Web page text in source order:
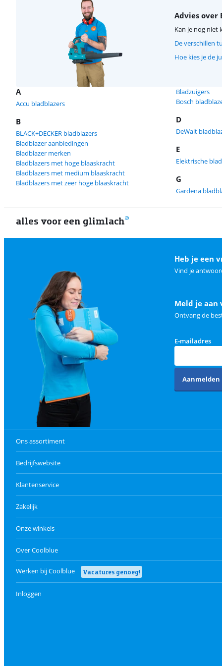
Advies over
Kan je nog niet
De verschillen
Hoe kies je de
A
Accu bladblazers
B
BLACK+DECKER bladblazers
Bladblazer aanbiedingen
Bladblazer merken
Bladblazers met hoge blaaskracht
Bladblazers met medium blaaskracht
Bladblazers met zeer hoge blaaskracht
Bladzuigers
Bosch
D
DeWalt
E
Elektrische
G
Gardena
alles voor een glimlach
Heb je een
Vind je
Meld je aan
Ontvang de
E-mailadres
Aanmelden
Ons assortiment
Bedrijfswebsite
Klantenservice
Zakelijk
Onze winkels
Over Coolblue
Werken bij Coolblue Vacatures genoeg!
Inloggen